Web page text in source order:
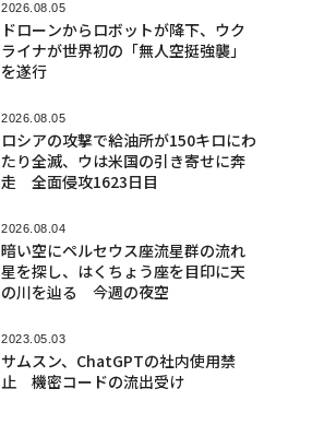
2026.08.05
ドローンからロボットが降下、ウク
ライナが世界初の「無人空挺強襲」
を遂行
2026.08.05
ロシアの攻撃で給油所が150キロにわ
たり全滅、ウは米国の引き寄せに奔
走 全面侵攻1623日目
2026.08.04
暗い空にペルセウス座流星群の流れ
星を探し、はくちょう座を目印に天
の川を辿る 今週の夜空
2023.05.03
サムスン、ChatGPTの社内使用禁
止 機密コードの流出受け